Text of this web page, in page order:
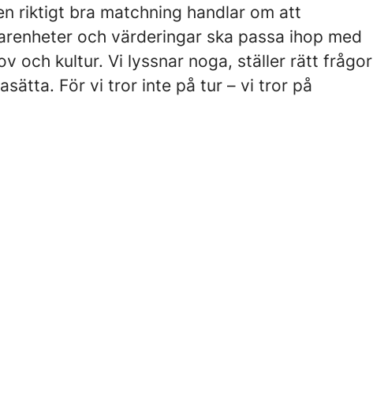
riktigt bra matchning handlar om att
och värderingar ska passa ihop med
och kultur. Vi lyssnar noga, ställer rätt frågor
För vi tror inte på tur – vi tror på